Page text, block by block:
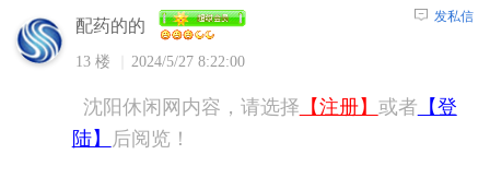
配药的的
13 楼 2024/5/27 8:22:00
发私信
沈阳休闲网内容，请选择 【注册】 或者 【登
陆】
后阅览！